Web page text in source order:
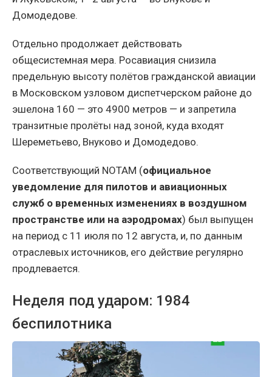
Домодедове.
Отдельно продолжает действовать
общесистемная мера. Росавиация снизила
предельную высоту полётов гражданской авиации
в Московском узловом диспетчерском районе до
эшелона 160 — это 4900 метров — и запретила
транзитные пролёты над зоной, куда входят
Шереметьево, Внуково и Домодедово.
Соответствующий NOTAM (официальное
уведомление для пилотов и авиационных
служб о временных изменениях в воздушном
пространстве или на аэродромах) был выпущен
на период с 11 июля по 12 августа, и, по данным
отраслевых источников, его действие регулярно
продлевается.
Неделя под ударом: 1984
беспилотника